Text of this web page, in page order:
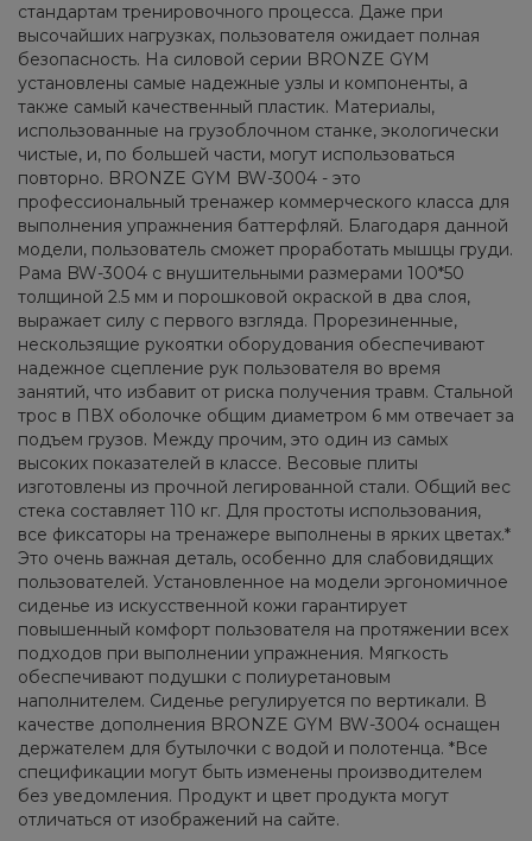
стандартам тренировочного процесса. Даже при
высочайших нагрузках, пользователя ожидает полная
безопасность. На силовой серии BRONZE GYM
установлены самые надежные узлы и компоненты, а
также самый качественный пластик. Материалы,
использованные на грузоблочном станке, экологически
чистые, и, по большей части, могут использоваться
повторно. BRONZE GYM BW-3004 - это
профессиональный тренажер коммерческого класса для
выполнения упражнения баттерфляй. Благодаря данной
модели, пользователь сможет проработать мышцы груди.
Рама BW-3004 с внушительными размерами 100*50
толщиной 2.5 мм и порошковой окраской в два слоя,
выражает силу с первого взгляда. Прорезиненные,
нескользящие рукоятки оборудования обеспечивают
надежное сцепление рук пользователя во время
занятий, что избавит от риска получения травм. Стальной
трос в ПВХ оболочке общим диаметром 6 мм отвечает за
подъем грузов. Между прочим, это один из самых
высоких показателей в классе. Весовые плиты
изготовлены из прочной легированной стали. Общий вес
стека составляет 110 кг. Для простоты использования,
все фиксаторы на тренажере выполнены в ярких цветах.*
Это очень важная деталь, особенно для слабовидящих
пользователей. Установленное на модели эргономичное
сиденье из искусственной кожи гарантирует
повышенный комфорт пользователя на протяжении всех
подходов при выполнении упражнения. Мягкость
обеспечивают подушки с полиуретановым
наполнителем. Сиденье регулируется по вертикали. В
качестве дополнения BRONZE GYM BW-3004 оснащен
держателем для бутылочки с водой и полотенца. *Все
спецификации могут быть изменены производителем
без уведомления. Продукт и цвет продукта могут
отличаться от изображений на сайте.